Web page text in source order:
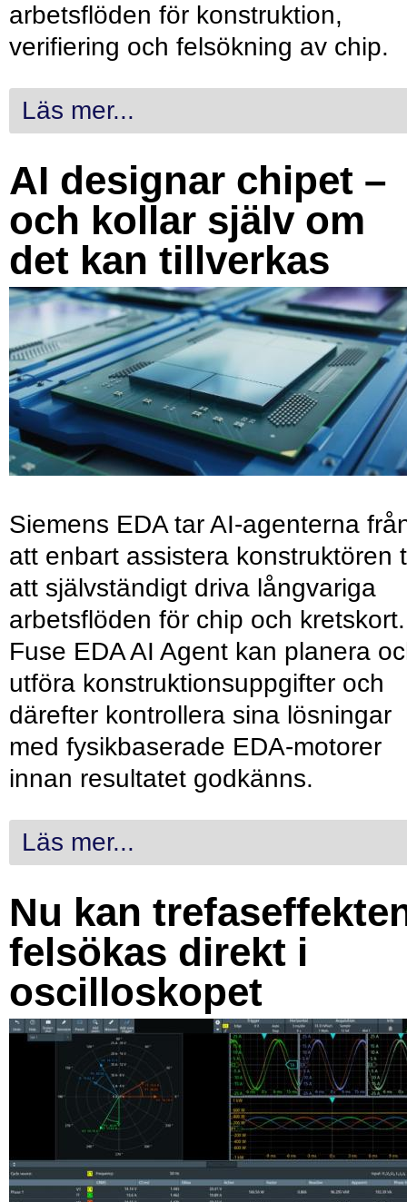
arbetsflöden för konstruktion,
verifiering och felsökning av chip.
Läs mer...
AI designar chipet –
och kollar själv om
det kan tillverkas
Siemens EDA tar AI-agenterna
att enbart assistera konstruktören
att självständigt driva långvariga
arbetsflöden för chip och kretskort.
Fuse EDA AI Agent kan planera
utföra konstruktionsuppgifter och
därefter kontrollera sina lösningar
med fysikbaserade EDA-motorer
innan resultatet godkänns.
Läs mer...
Nu kan
felsökas direkt i
oscilloskopet